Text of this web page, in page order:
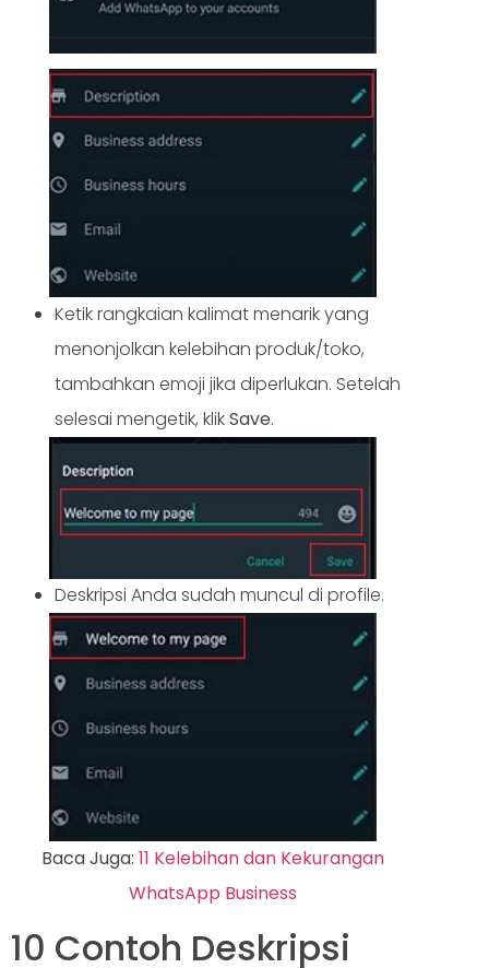
Ketik rangkaian kalimat menarik yang
menonjolkan kelebihan produk/toko,
tambahkan emoji jika diperlukan. Setelah
selesai mengetik, klikSave.
Deskripsi Anda sudah muncul di profile.
Baca Juga: 11 Kelebihan dan Kekurangan
WhatsApp Business
10 Contoh Deskripsi